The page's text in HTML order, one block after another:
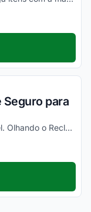
Seguro para
Sim, sem dúvidas Preçolândia é confiável. Olhando o Reclame Aqui Preçolândia e demais plataformas, você vai poder comprovar isso!